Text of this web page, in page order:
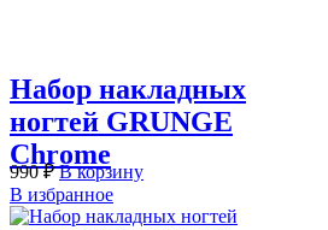
Набор накладных
ногтей GRUNGE
Chrome
990₽ В корзину
В избранное